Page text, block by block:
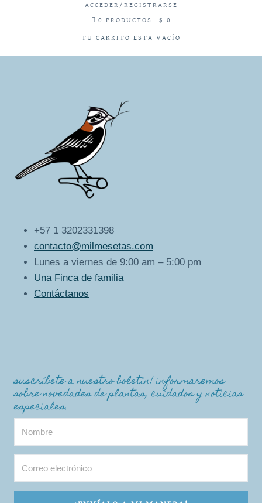
ACCEDER/REGISTRARSE
0 PRODUCTOS $ 0
TU CARRITO ESTA VACÍO
+57 1 3202331398
contacto@milmesetas.com
Lunes a viernes de 9:00 am – 5:00 pm
Una Finca de familia
Contáctanos
suscríbete a nuestro boletín! informaremos
sobre novedades de plantas, cuidados y noticias
especiales.